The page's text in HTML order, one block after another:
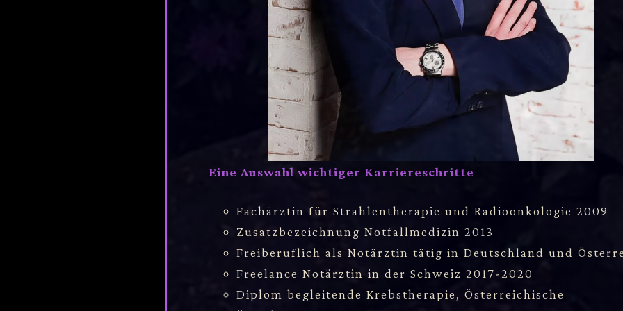
Eine Auswahl wichtiger Karriereschritte
Fachärztin für Strahlentherapie und Radioonkologie 2009
Zusatzbezeichnung Notfallmedizin 2013
Freiberuflich als Notärztin tätig in Deutschland und
Freelance Notärztin in der Schweiz 2017-2020
Diplom begleitende Krebstherapie, Österreichische